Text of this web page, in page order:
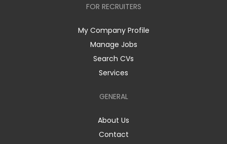
FOR RECRUITERS
My Company Profile
Manage Jobs
Search CVs
Services
GENERAL
About Us
Contact